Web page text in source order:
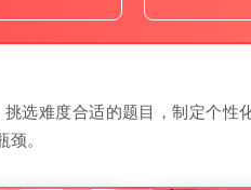
选难度合适的题目，制定个性
。